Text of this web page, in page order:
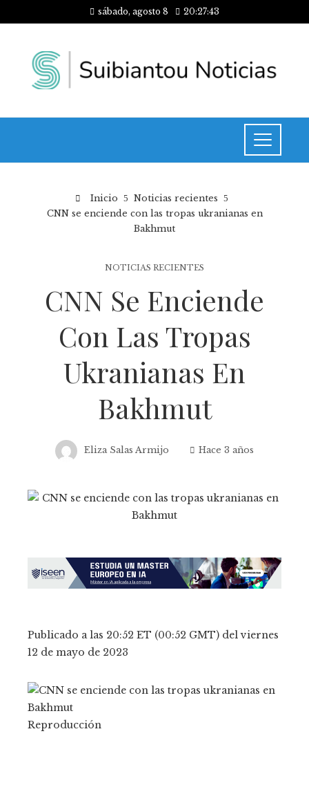
sábado, agosto 8 20:27:44
Inicio
Noticias recientes
CNN se enciende con las tropas ukranianas en
Bakhmut
NOTICIAS RECIENTES
CNN Se Enciende
Con Las Tropas
Ukranianas En
Bakhmut
Eliza Salas Armijo Hace 3 años
Publicado a las 20:52 ET (00:52 GMT) del viernes
12 de mayo de 2023
Reproducción